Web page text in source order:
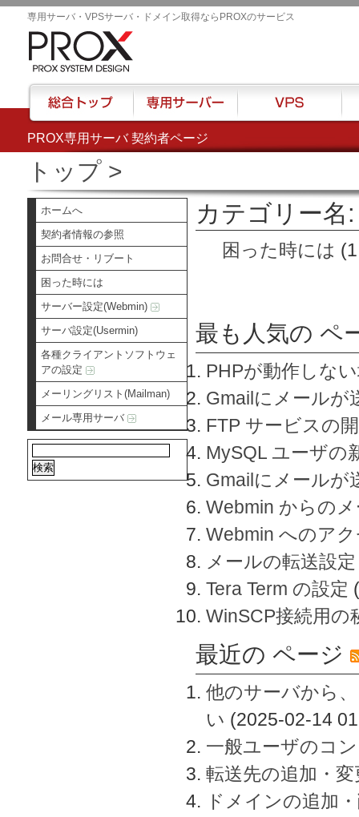
PROX専用サーバ 契約者ページ
専用サーバ・VPSサーバ・ドメイン取得ならPROXのサービス
トップ>
ホームへ
契約者情報の参照
お問合せ・リブート
困った時には
サーバー設定(Webmin)
サーバ設定(Usermin)
各種クライアントソフトウェ
アの設定
メーリングリスト(Mailman)
メール専用サーバ
カテゴリー名
困った時には
最も人気の ペ
PHPが動作しな
Gmailにメールが
FTP サービスの
MySQL ユーザの
Gmailにメールが
Webmin からの
Webmin へのア
メールの転送設定
Tera Term の設定
WinSCP接続用の
最近の ページ
他のサーバから
い (2025-02-14
一般ユーザのコ
転送先の追加・
ドメインの追加
総合トップ 専用サーバー VPS ハ